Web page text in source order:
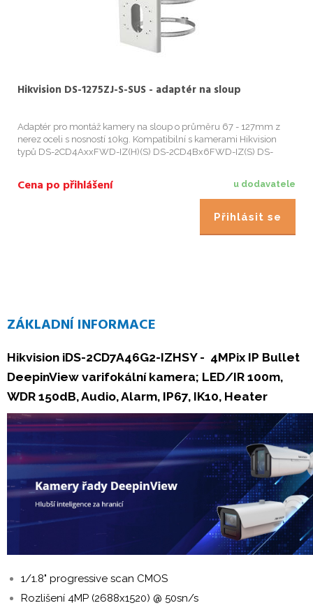
Hikvision DS-1275ZJ-S-SUS - adaptér na sloup
Adaptér pro montáž kamery na sloup o průměru 67 - 127mm z
nerez oceli s nosností 10kg. Kompatibilní s kamerami Hikvision
typů DS-2CD4AxxFWD-IZ(H)(S) DS-2CD4Bx6FWD-IZ(S) DS-
u dodavatele
Cena po přihlášení
Přihlásit se
ZÁKLADNÍ INFORMACE
Hikvision iDS-2CD7A46G2-IZHSY - 4MPix IP Bullet
DeepinView varifokální kamera; LED/IR 100m,
WDR 150dB, Audio, Alarm, IP67, IK10, Heater
1/1.8" progressive scan CMOS
Rozlišení 4MP (2688x1520) @ 50sn/s